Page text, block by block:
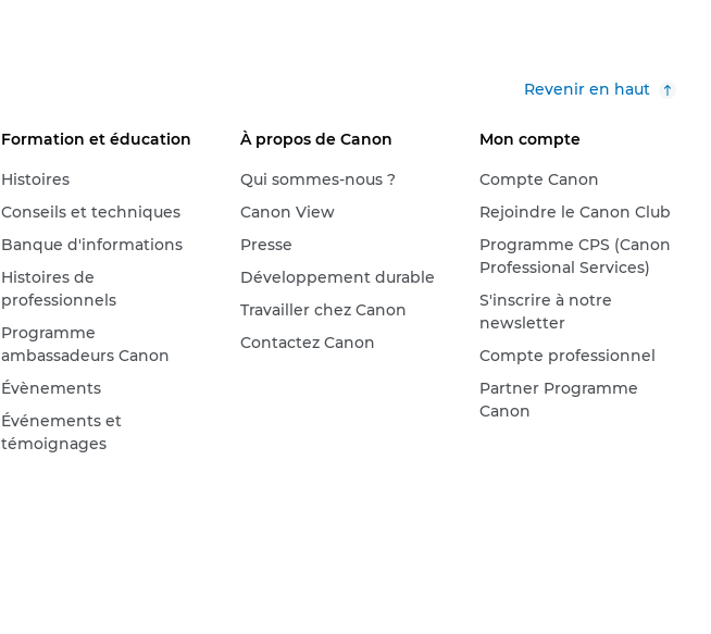
Revenir en haut
Formation et éducation
Histoires
Conseils et techniques
Banque d'informations
Histoires de
professionnels
Programme
ambassadeurs Canon
Évènements
Événements et
témoignages
À propos de Canon
Qui sommes-nous ?
Canon View
Presse
Développement durable
Travailler chez Canon
Contactez Canon
Mon compte
Compte Canon
Rejoindre le Canon Club
Programme CPS (Canon
Professional Services)
S'inscrire à notre
newsletter
Compte professionnel
Partner Programme
Canon